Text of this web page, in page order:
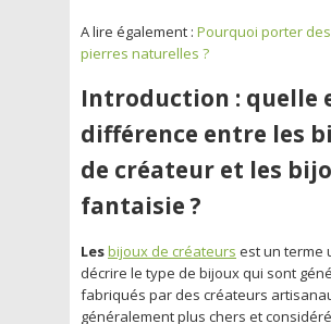
A lire également : Pourquoi porter
pierres naturelles ?
Introduction : quelle
différence entre les
de créateur et les
fantaisie ?
Lesbijoux de créateurs est un terme
décrire le type de bijoux qui sont
fabriqués par des créateurs
généralement plus chers et